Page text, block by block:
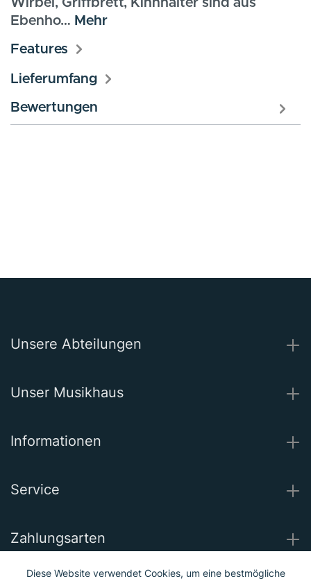
Ebenho… Mehr
Features
Lieferumfang
Bewertungen
Unsere Abteilungen
Unser Musikhaus
Informationen
Service
Zahlungsarten
Diese Website verwendet Cookies, um eine bestmögliche